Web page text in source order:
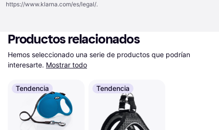
https://www.klarna.com/es/legal/.
Productos relacionados
Hemos seleccionado una serie de productos que podrían
interesarte. Mostrar todo
Tendencia Tendencia